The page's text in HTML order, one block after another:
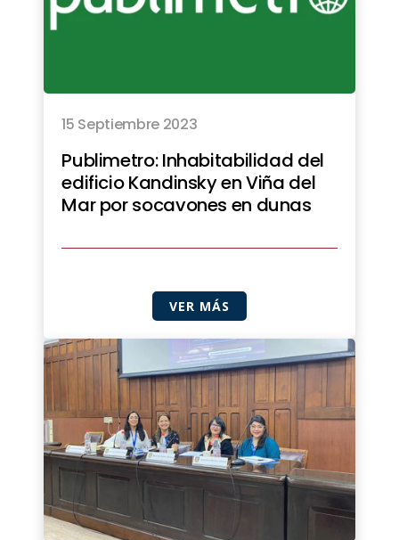
15 Septiembre 2023
Publimetro: Inhabitabilidad del
edificio Kandinsky en Viña del
Mar por socavones en dunas
VER MÁS